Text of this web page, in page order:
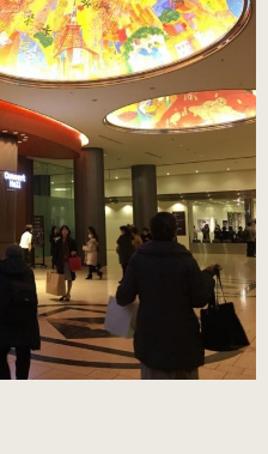
ル